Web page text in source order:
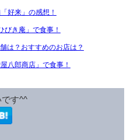
好来」の感想！
びき庵」で食事！
は？おすすめのお店は？
八郎商店」で食事！
す^^